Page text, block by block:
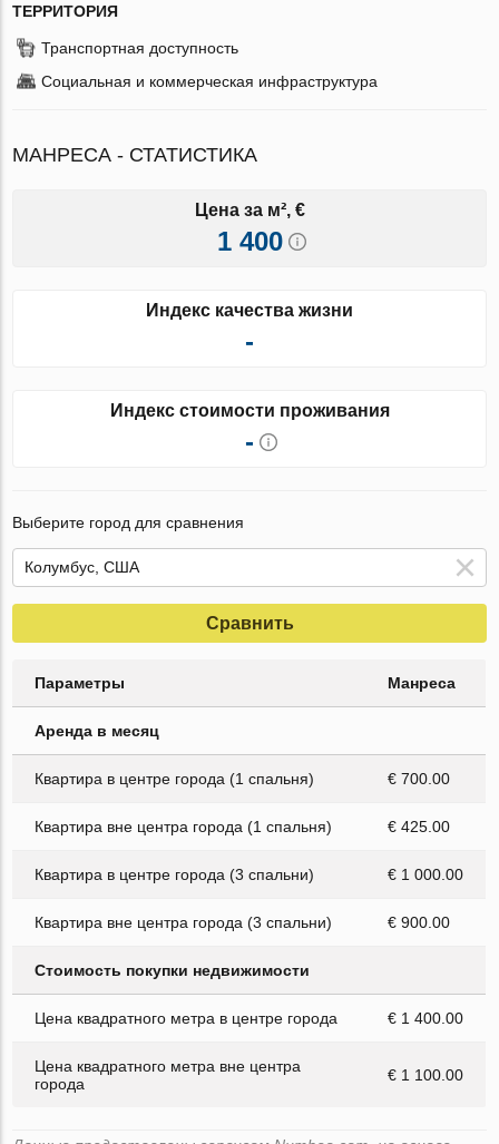
ТЕРРИТОРИЯ
Транспортная доступность
Социальная и коммерческая инфраструктура
МАНРЕСА - СТАТИСТИКА
Цена за м², €
1 400
Индекс качества жизни
-
Индекс стоимости проживания
-
Выберите город для сравнения
Сравнить
Параметры Манреса
Аренда в месяц
Квартира в центре города (1 спальня) € 700.00
Квартира вне центра города (1 спальня) € 425.00
Квартира в центре города (3 спальни) € 1 000.00
Квартира вне центра города (3 спальни) € 900.00
Стоимость покупки недвижимости
Цена квадратного метра в центре города € 1 400.00
Цена квадратного метра вне центра
города
€ 1 100.00